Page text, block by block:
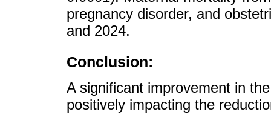
pregnancy disorder, and
and 2024.
Conclusion:
A significant improvement in
positively impacting the